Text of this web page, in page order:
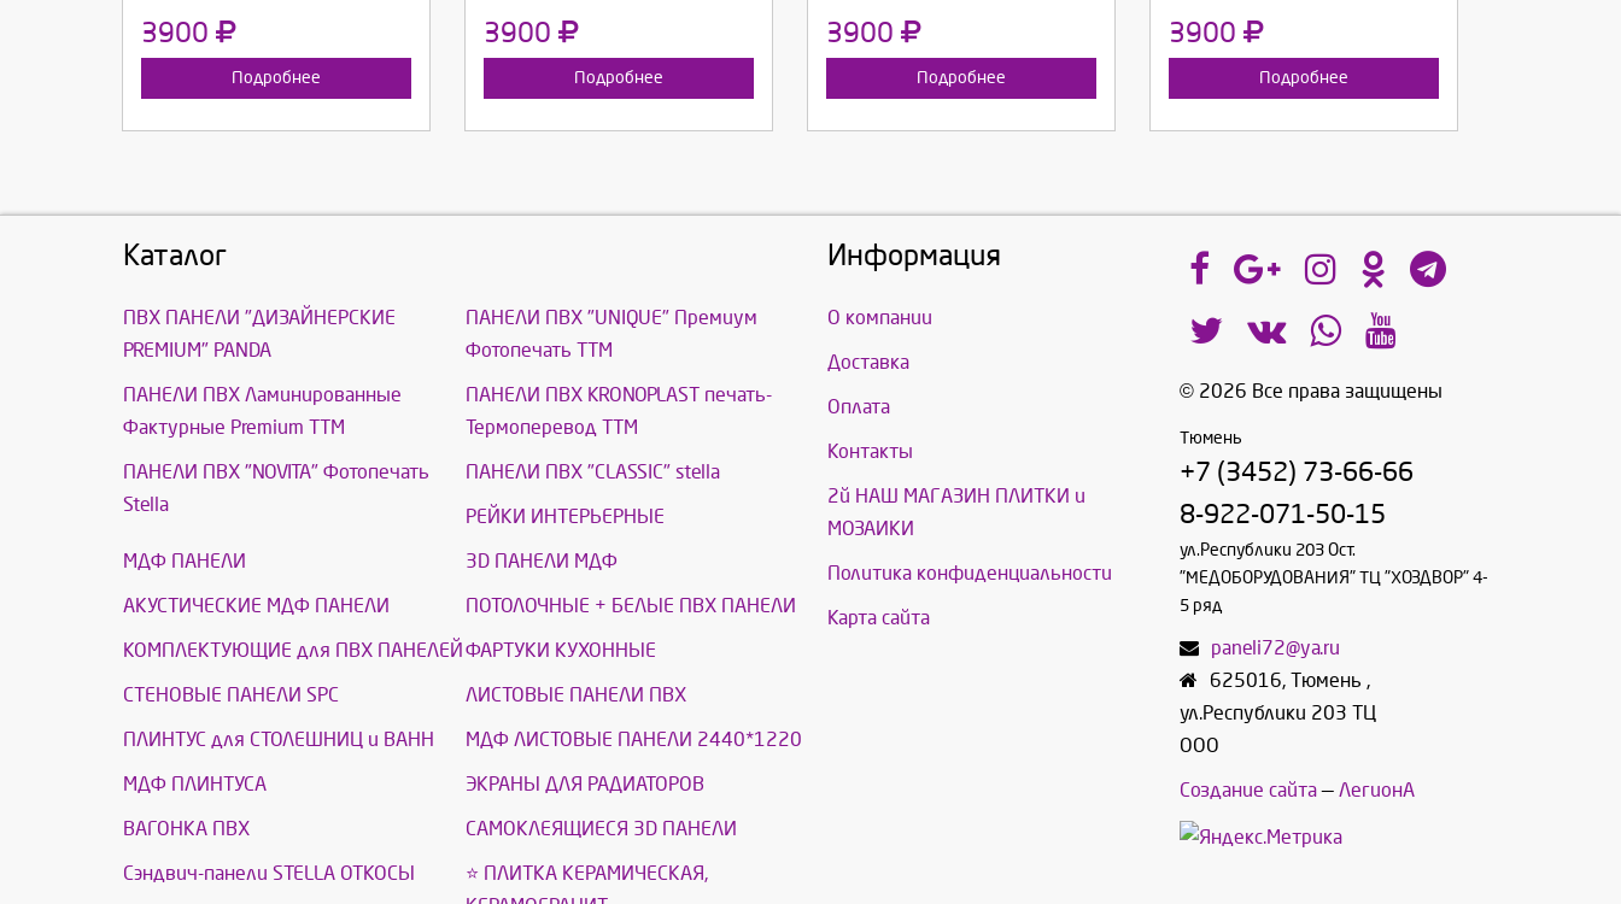
3900
Подробнее
3900
Подробнее
3900
Подробнее
3900
Подробнее
Каталог
ПВХ ПАНЕЛИ "ДИЗАЙНЕРСКИЕ
PREMIUM" PANDA
ПАНЕЛИ ПВХ "UNIQUE" Премиум
Фотопечать ТТМ
ПАНЕЛИ ПВХ Ламинированные
Фактурные Premium ТТМ
ПАНЕЛИ ПВХ KRONOPLAST печать-
Термоперевод ТТМ
ПАНЕЛИ ПВХ "NOVITA" Фотопечать
Stella
ПАНЕЛИ ПВХ "CLASSIC" stella
РЕЙКИ ИНТЕРЬЕРНЫЕ
МДФ ПАНЕЛИ 3D ПАНЕЛИ МДФ
АКУСТИЧЕСКИЕ МДФ ПАНЕЛИ ПОТОЛОЧНЫЕ + БЕЛЫЕ ПВХ ПАНЕЛИ
КОМПЛЕКТУЮЩИЕ для ПВХ ПАНЕЛЕЙ ФАРТУКИ КУХОННЫЕ
СТЕНОВЫЕ ПАНЕЛИ SPC ЛИСТОВЫЕ ПАНЕЛИ ПВХ
ПЛИНТУС для СТОЛЕШНИЦ и ВАНН МДФ ЛИСТОВЫЕ ПАНЕЛИ 2440*1220
МДФ ПЛИНТУСА ЭКРАНЫ ДЛЯ РАДИАТОРОВ
ВАГОНКА ПВХ САМОКЛЕЯЩИЕСЯ 3D ПАНЕЛИ
Сэндвич-панели STELLA ОТКОСЫ
⭐ ПЛИТКА КЕРАМИЧЕСКАЯ,
Информация
О компании
Доставка
Оплата
Контакты
2й НАШ МАГАЗИН ПЛИТКИ и
МОЗАИКИ
Политика конфиденциальности
Карта сайта
© 2026 Все права защищены
Тюмень
+7 (3452) 73-66-66
8-922-071-50-15
ул.Республики 203 Ост.
"МЕДОБОРУДОВАНИЯ" ТЦ "ХОЗДВОР" 4-
5 ряд
paneli72@ya.ru
625016, Тюмень ,
ул.Республики 203 ТЦ
ООО
Создание сайта— ЛегионА